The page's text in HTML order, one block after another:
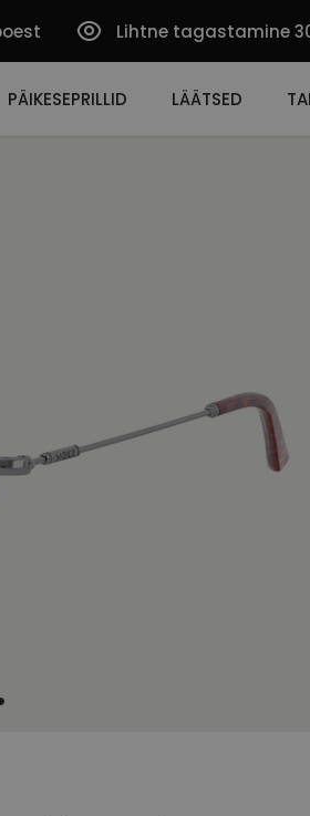
Lihtne tagastamine
PÄIKESEPRILLID LÄÄTSED